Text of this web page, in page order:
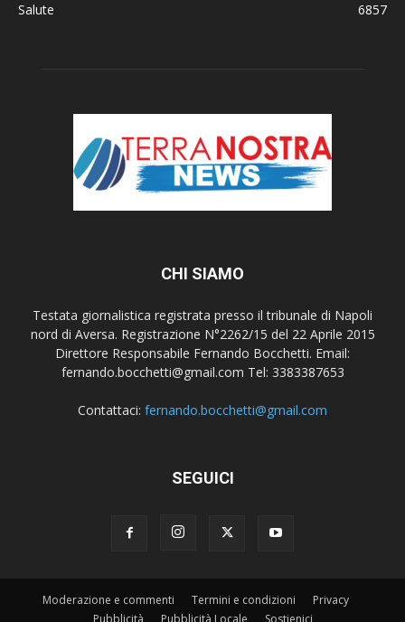
Salute
6857
CHI SIAMO
Testata giornalistica registrata presso il tribunale di Napoli
nord di Aversa. Registrazione N°2262/15 del 22 Aprile 2015
Direttore Responsabile Fernando Bocchetti. Email:
fernando.bocchetti@gmail.com Tel: 3383387653
Contattaci: fernando.bocchetti@gmail.com
SEGUICI
Moderazione e commenti Termini e condizioni
Privacy
Pubblicità
Pubblicità Locale Sostienici